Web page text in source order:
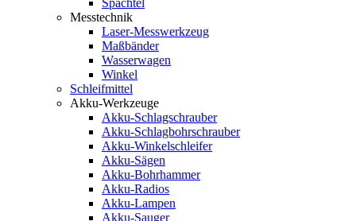
Spachtel
Messtechnik
Laser-Messwerkzeug
Maßbänder
Wasserwagen
Winkel
Schleifmittel
Akku-Werkzeuge
Akku-Schlagschrauber
Akku-Schlagbohrschrauber
Akku-Winkelschleifer
Akku-Sägen
Akku-Bohrhammer
Akku-Radios
Akku-Lampen
Akku-Sauger